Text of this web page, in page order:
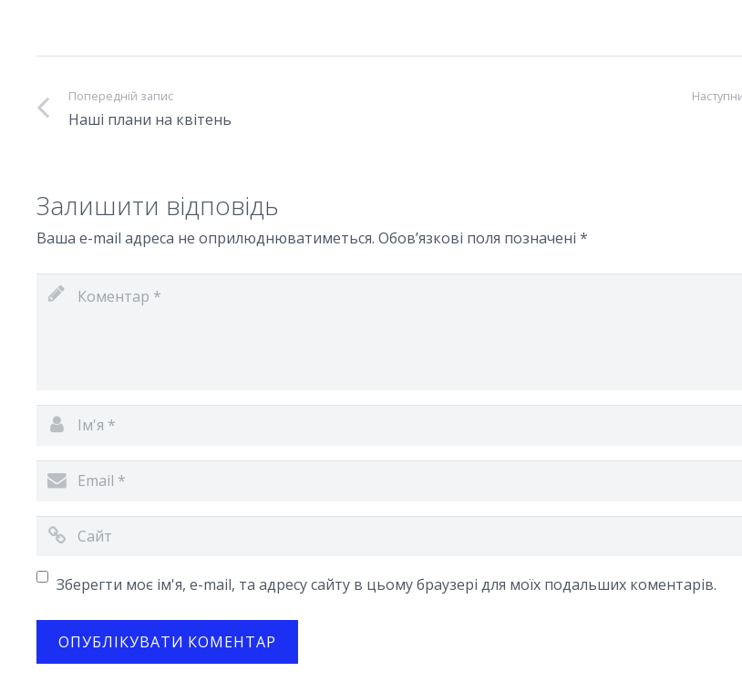
Попередній запис
Наші плани на квітень
Залишити відповідь
Ваша e-mail адреса не оприлюднюватиметься. Обов’язкові поля позначені *
Зберегти моє ім'я, e-mail, та адресу сайту в цьому браузері для моїх подальших коментарів.